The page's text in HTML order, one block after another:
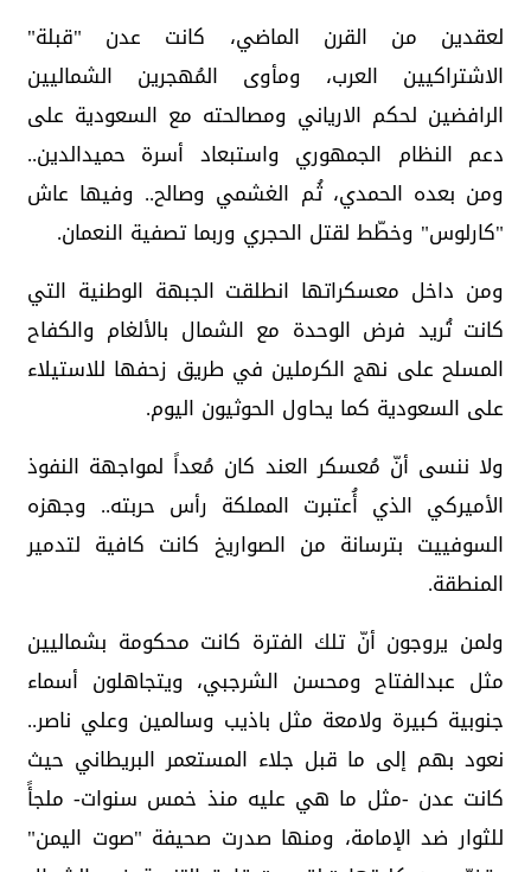
لعقدين من القرن الماضي، كانت عدن "قبلة"
الاشتراكيين العرب، ومأوى المُهجرين الشماليين
الرافضين لحكم الارياني ومصالحته مع السعودية على
دعم النظام الجمهوري واستبعاد أسرة حميدالدين..
ومن بعده الحمدي، ثُم الغشمي وصالح.. وفيها عاش
"كارلوس" وخطّط لقتل الحجري وربما تصفية النعمان.
ومن داخل معسكراتها انطلقت الجبهة الوطنية التي
كانت تُريد فرض الوحدة مع الشمال بالألغام والكفاح
المسلح على نهج الكرملين في طريق زحفها للاستيلاء
على السعودية كما يحاول الحوثيون اليوم.
ولا ننسى أنّ مُعسكر العند كان مُعداً لمواجهة النفوذ
الأميركي الذي أُعتبرت المملكة رأس حربته.. وجهزه
السوفييت بترسانة من الصواريخ كانت كافية لتدمير
المنطقة.
ولمن يروجون أنّ تلك الفترة كانت محكومة بشماليين
مثل عبدالفتاح ومحسن الشرجبي، ويتجاهلون أسماء
جنوبية كبيرة ولامعة مثل باذيب وسالمين وعلي ناصر..
نعود بهم إلى ما قبل جلاء المستعمر البريطاني حيث
كانت عدن -مثل ما هي عليه منذ خمس سنوات- ملجأً
للثوار ضد الإمامة، ومنها صدرت صحيفة "صوت اليمن"